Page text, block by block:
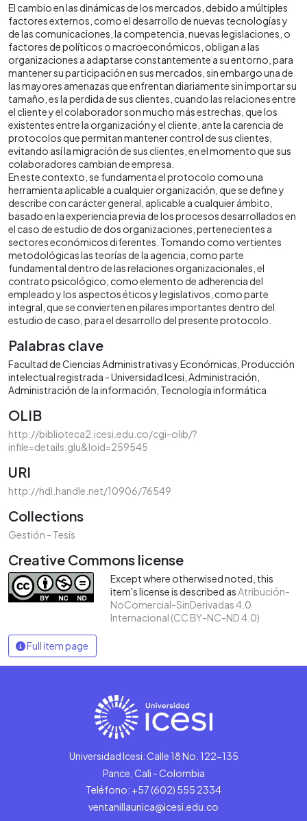
El cambio en las dinámicas de los mercados, debido a múltiples
factores externos, como el desarrollo de nuevas tecnologías y
de las comunicaciones, la competencia, nuevas legislaciones, o
factores de políticos o macroeconómicos, obligan a las
organizaciones a adaptarse constantemente a su entorno, para
mantener su participación en sus mercados, sin embargo una de
las mayores amenazas que enfrentan diariamente sin importar su
tamaño, es la perdida de sus clientes, cuando las relaciones entre
el cliente y el colaborador son mucho más estrechas, que los
existentes entre la organización y el cliente, ante la carencia de
protocolos que permitan mantener control de sus clientes,
evitando así la migración de sus clientes, en el momento que sus
colaboradores cambian de empresa.
En este contexto, se fundamenta el protocolo como una
herramienta aplicable a cualquier organización, que se define y
describe con carácter general, aplicable a cualquier ámbito,
basado en la experiencia previa de los procesos desarrollados en
el caso de estudio de dos organizaciones, pertenecientes a
sectores económicos diferentes. Tomando como vertientes
metodológicas las teorías de la agencia, como parte
fundamental dentro de las relaciones organizacionales, el
contrato psicológico, como elemento de adherencia del
empleado y los aspectos éticos y legislativos, como parte
integral, que se convierten en pilares importantes dentro del
estudio de caso, para el desarrollo del presente protocolo.
Palabras clave
Facultad de Ciencias Administrativas y Económicas Producción
intelectual registrada - Universidad Icesi Administración
Administración de la información Tecnología informática
OLIB
http://biblioteca2.icesi.edu.co/cgi-olib/?
infile=details.glu&loid=259545
URI
http://hdl.handle.net/10906/76549
Collections
Gestión - Tesis
Creative Commons license
Except where otherwised noted, this
item's license is described asAtribución-
NoComercial-SinDerivadas 4.0
Internacional (CC BY-NC-ND 4.0)
Full item page
Universidad Icesi: Calle 18 No. 122-135
Pance, Cali - Colombia
Teléfono: +57 (602) 555 2334
ventanillaunica@icesi.edu.co